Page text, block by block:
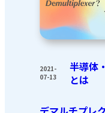
2021-
07-13
半導体
とは